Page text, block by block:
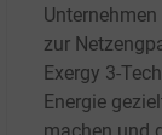
zur
Exergy 3-
Energie